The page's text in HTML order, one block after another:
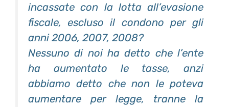
incassate con la lotta all’evasione
fiscale, escluso il condono per gli
anni 2006, 2007, 2008?
Nessuno di noi ha detto che l’ente
ha aumentato le tasse, anzi
abbiamo detto che non le poteva
aumentare per legge, tranne la